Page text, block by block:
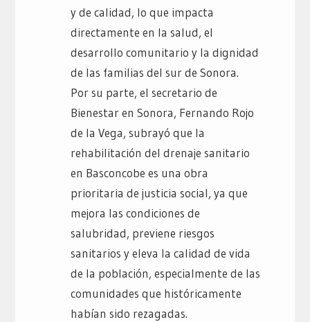
y de calidad, lo que impacta
directamente en la salud, el
desarrollo comunitario y la dignidad
de las familias del sur de Sonora.
Por su parte, el secretario de
Bienestar en Sonora, Fernando Rojo
de la Vega, subrayó que la
rehabilitación del drenaje sanitario
en Basconcobe es una obra
prioritaria de justicia social, ya que
mejora las condiciones de
salubridad, previene riesgos
sanitarios y eleva la calidad de vida
de la población, especialmente de las
comunidades que históricamente
habían sido rezagadas.